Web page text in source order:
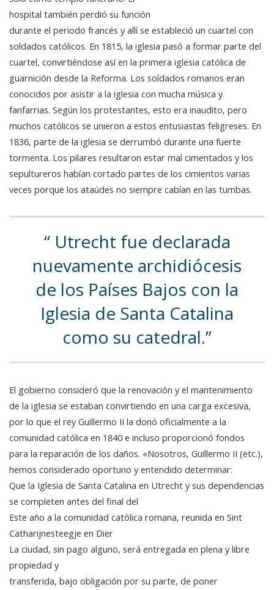
hospital también perdió su función
durante el periodo francés y allí se estableció un cuartel con
soldados católicos. En 1815, la iglesia pasó a formar parte del
cuartel, convirtiéndose así en la primera iglesia católica de
guarnición desde la Reforma. Los soldados romanos eran
conocidos por asistir a la iglesia con mucha música y
fanfarrias. Según los protestantes, esto era inaudito, pero
muchos católicos se unieron a estos entusiastas feligreses. En
1836, parte de la iglesia se derrumbó durante una fuerte
tormenta. Los pilares resultaron estar mal cimentados y los
sepultureros habían cortado partes de los cimientos varias
veces porque los ataúdes no siempre cabían en las tumbas.
Utrecht fue declarada
nuevamente archidiócesis
de los Países Bajos con la
Iglesia de Santa Catalina
como su catedral.
El gobierno consideró que la renovación y el mantenimiento
de la iglesia se estaban convirtiendo en una carga excesiva,
por lo que el rey Guillermo II la donó oficialmente a la
comunidad católica en 1840 e incluso proporcionó fondos
para la reparación de los daños. «Nosotros, Guillermo II (etc.),
hemos considerado oportuno y entendido determinar:
Que la Iglesia de Santa Catalina en Utrecht y sus dependencias
se completen antes del final del
Este año a la comunidad católica romana, reunida en Sint
Catharijnesteegje en Dier
La ciudad, sin pago alguno, será entregada en plena y libre
propiedad y
transferida, bajo obligación por su parte, de poner